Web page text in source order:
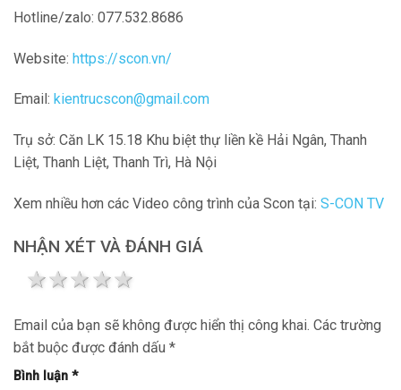
Hotline/zalo: 077.532.8686
Website: https://scon.vn/
Email: kientrucscon@gmail.com
Trụ sở: Căn LK 15.18 Khu biệt thự liền kề Hải Ngân, Thanh
Liệt, Thanh Liệt, Thanh Trì, Hà Nội
Xem nhiều hơn các Video công trình của Scon tại: S-CON TV
NHẬN XÉT VÀ ĐÁNH GIÁ
4 stars
3 stars
2 stars
1 star
Email của bạn sẽ không được hiển thị công khai. Các trường
bắt buộc được đánh dấu *
Bình luận *